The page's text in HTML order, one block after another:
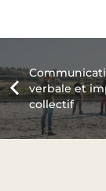
verbale et
collectif